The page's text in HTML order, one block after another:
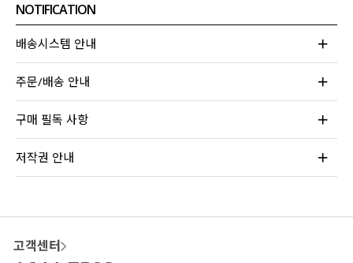
NOTIFICATION
배송시스템 안내
주문/배송 안내
구매 필독 사항
저작권 안내
고객센터